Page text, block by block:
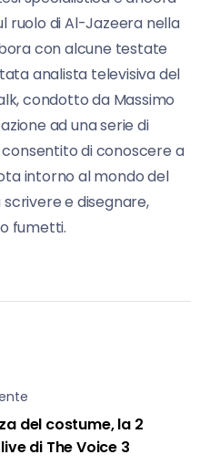
ruolo di Al-Jazeera nella
con alcune testate
analista televisiva del
condotto da Massimo
ad una serie di
di conoscere a
intorno al mondo del
e disegnare,
fumetti.
del costume, la 2
di The Voice 3